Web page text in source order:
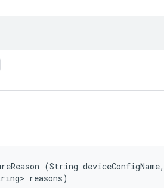
(String deviceConfigName,
reasons)